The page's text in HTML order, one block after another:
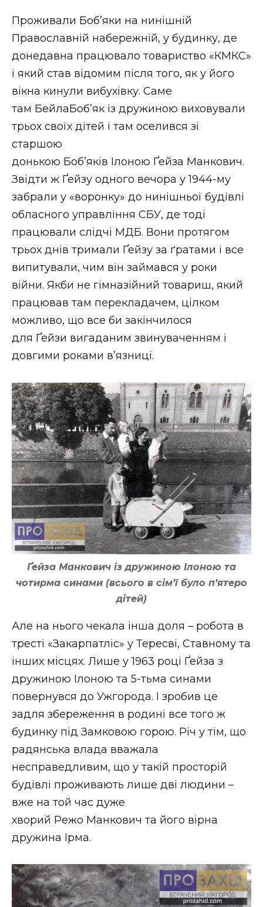
Проживали Боб’яки на нинішній
Православній набережній, у будинку, де
донедавна працювало товариство «КМКС»
і який став відомим після того, як у його
вікна кинули вибухівку. Саме
там БейлаБоб’як із дружиною виховували
трьох своїх дітей і там оселився зі
старшою
донькою Боб’яків Ілоною Ґейза Манкович.
Звідти ж Ґейзу одного вечора у 1944-му
забрали у «воронку» до нинішньої будівлі
обласного управління СБУ, де тоді
працювали слідчі МДБ. Вони протягом
трьох днів тримали Ґейзу за ґратами і все
випитували, чим він займався у роки
війни. Якби не гімназійний товариш, який
працював там перекладачем, цілком
можливо, що все би закінчилося
для Ґейзи вигаданим звинуваченням і
довгими роками в’язниці.
Ґейза Манкович із дружиною Ілоною та
чотирма синами (всього в сім’ї було п’ятеро
дітей)
Але на нього чекала інша доля – робота в
тресті «Закарпатліс» у Тересві, Ставному та
інших місцях. Лише у 1963 році Ґейза з
дружиною Ілоною та 5-тьма синами
повернувся до Ужгорода. І зробив це
задля збереження в родині все того ж
будинку під Замковою горою. Річ у тім, що
радянська влада вважала
несправедливим, що у такій просторій
будівлі проживають лише дві людини –
вже на той час дуже
хворий Режо Манкович та його вірна
дружина Ірма.